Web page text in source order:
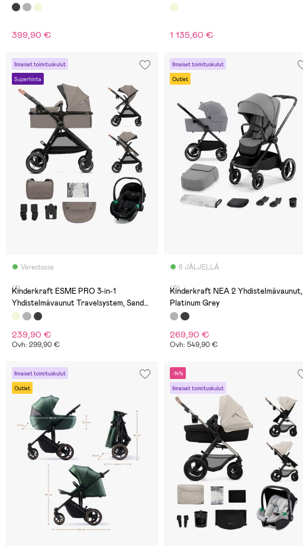
399,90 €
Almond Beige/Black Stone
1 135,60 €
Ilmaiset toimituskulut
Superhinta
Varastossa
(1)
Kinderkraft ESME PRO 3-in-1
Yhdistelmävaunut Travelsystem, Sand
Beige
239,90 €
Ovh: 299,90 €
Ilmaiset toimituskulut
Outlet
6 JÄLJELLÄ
(0)
Kinderkraft NEA 2 Yhdistelmävaunut,
Platinum Grey
269,90 €
Ovh: 549,90 €
Ilmaiset toimituskulut
Outlet
-14%
Ilmaiset toimituskulut